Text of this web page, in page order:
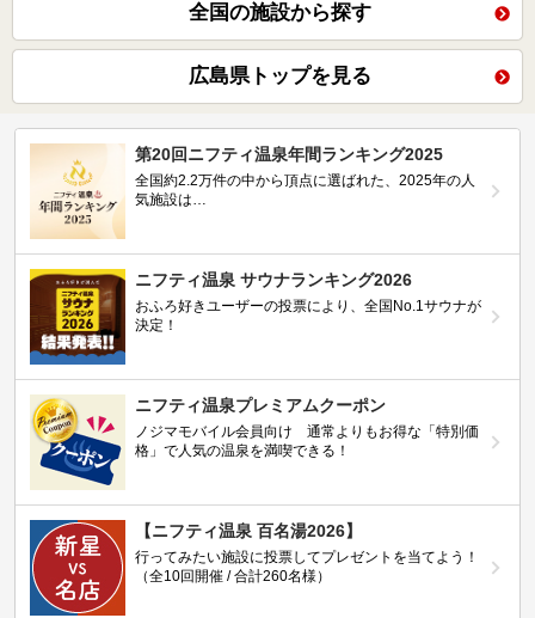
全国の施設から探す
広島県トップを見る
第20回ニフティ温泉年間ランキング2025
全国約2.2万件の中から頂点に選ばれた、2025年の人
気施設は…
ニフティ温泉 サウナランキング2026
おふろ好きユーザーの投票により、全国No.1サウナが
決定！
ニフティ温泉プレミアムクーポン
ノジマモバイル会員向け 通常よりもお得な「特別価
格」で人気の温泉を満喫できる！
【ニフティ温泉 百名湯2026】
行ってみたい施設に投票してプレゼントを当てよう！
（全10回開催 / 合計260名様）